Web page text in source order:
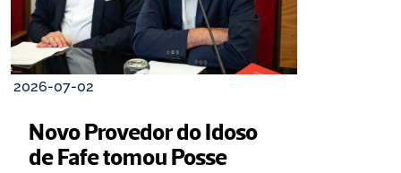
2026-07-02
Novo Provedor do Idoso
de Fafe tomou Posse